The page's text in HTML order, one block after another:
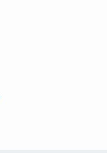
Interview